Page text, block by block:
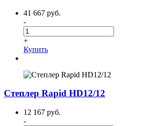
41 667 руб.
-
+
Купить
Степлер Rapid HD12/12
12 167 руб.
-